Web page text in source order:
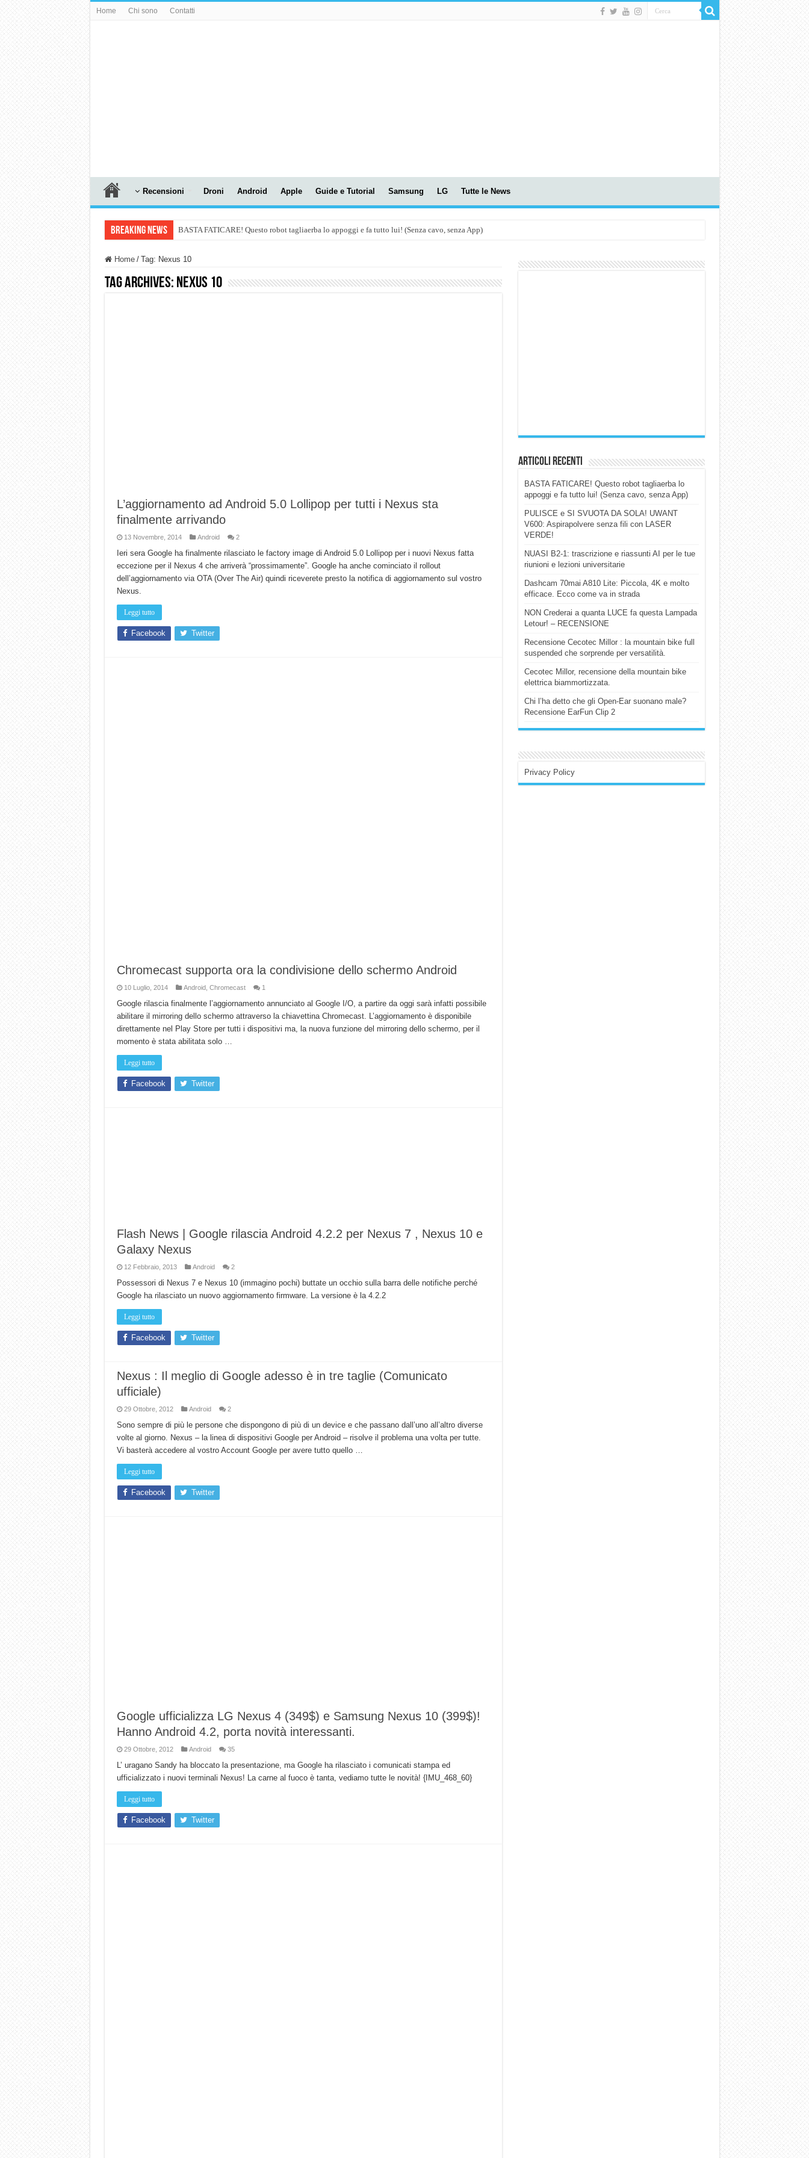
Home Chi sono Contatti
Recensioni Droni Android Apple Guide e Tutorial Samsung LG Tutte le News
Breaking News BASTA FATICARE! Questo robot tagliaerba lo appoggi e fa tutto lui! (Senza cavo, senza App)
Dashcam 70mai A810 Lite: Piccola, 4K e molto efficace. Ecco come va in strada
Home / Tag: Nexus 10
Tag Archives: Nexus 10
L’aggiornamento ad Android 5.0 Lollipop per tutti i Nexus sta
finalmente arrivando
13 Novembre, 2014 Android 2
Ieri sera Google ha finalmente rilasciato le factory image di Android 5.0 Lollipop per i nuovi Nexus fatta
eccezione per il Nexus 4 che arriverà “prossimamente”. Google ha anche cominciato il rollout
dell’aggiornamento via OTA (Over The Air) quindi riceverete presto la notifica di aggiornamento sul vostro
Nexus.
Leggi tutto
Facebook Twitter
Chromecast supporta ora la condivisione dello schermo Android
10 Luglio, 2014 Android, Chromecast 1
Google rilascia finalmente l’aggiornamento annunciato al Google I/O, a partire da oggi sarà infatti possibile
abilitare il mirroring dello schermo attraverso la chiavettina Chromecast. L’aggiornamento è disponibile
direttamente nel Play Store per tutti i dispositivi ma, la nuova funzione del mirroring dello schermo, per il
momento è stata abilitata solo …
Leggi tutto
Facebook Twitter
Flash News | Google rilascia Android 4.2.2 per Nexus 7 , Nexus 10 e
Galaxy Nexus
12 Febbraio, 2013 Android 2
Possessori di Nexus 7 e Nexus 10 (immagino pochi) buttate un occhio sulla barra delle notifiche perché
Google ha rilasciato un nuovo aggiornamento firmware. La versione è la 4.2.2
Leggi tutto
Facebook Twitter
Nexus : Il meglio di Google adesso è in tre taglie (Comunicato
ufficiale)
29 Ottobre, 2012 Android 2
Sono sempre di più le persone che dispongono di più di un device e che passano dall’uno all’altro diverse
volte al giorno. Nexus – la linea di dispositivi Google per Android – risolve il problema una volta per tutte.
Vi basterà accedere al vostro Account Google per avere tutto quello …
Leggi tutto
Facebook Twitter
Google ufficializza LG Nexus 4 (349$) e Samsung Nexus 10 (399$)!
Hanno Android 4.2, porta novità interessanti.
29 Ottobre, 2012 Android 35
L’ uragano Sandy ha bloccato la presentazione, ma Google ha rilasciato i comunicati stampa ed
ufficializzato i nuovi terminali Nexus! La carne al fuoco è tanta, vediamo tutte le novità! {IMU_468_60}
Leggi tutto
Facebook Twitter
Articoli Recenti
BASTA FATICARE! Questo robot tagliaerba lo
appoggi e fa tutto lui! (Senza cavo, senza App)
PULISCE e SI SVUOTA DA SOLA! UWANT
V600: Aspirapolvere senza fili con LASER
VERDE!
NUASI B2-1: trascrizione e riassunti AI per le tue
riunioni e lezioni universitarie
Dashcam 70mai A810 Lite: Piccola, 4K e molto
efficace. Ecco come va in strada
NON Crederai a quanta LUCE fa questa Lampada
Letour! – RECENSIONE
Recensione Cecotec Millor : la mountain bike full
suspended che sorprende per versatilità.
Cecotec Millor, recensione della mountain bike
elettrica biammortizzata.
Chi l’ha detto che gli Open-Ear suonano male?
Recensione EarFun Clip 2
Privacy Policy